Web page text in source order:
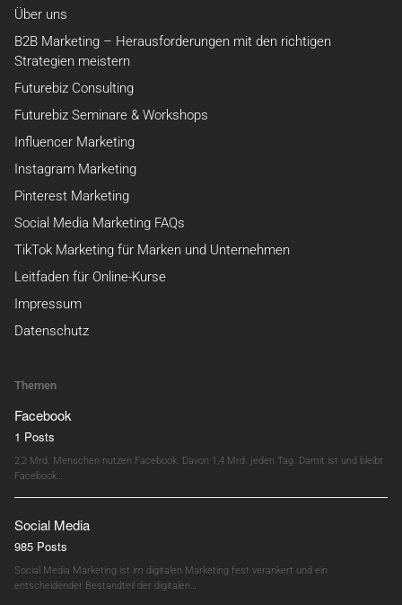
Über uns
B2B Marketing – Herausforderungen mit den richtigen
Strategien meistern
Futurebiz Consulting
Futurebiz Seminare & Workshops
Influencer Marketing
Instagram Marketing
Pinterest Marketing
Social Media Marketing FAQs
TikTok Marketing für Marken und Unternehmen
Leitfaden für Online-Kurse
Impressum
Datenschutz
Themen
Facebook
1 Posts
2,2 Mrd. Menschen nutzen Facebook. Davon 1,4 Mrd. jeden Tag. Damit ist und bleibt
Facebook…
Social Media
985 Posts
Social Media Marketing ist im digitalen Marketing fest verankert und ein
entscheidender Bestandteil der digitalen…